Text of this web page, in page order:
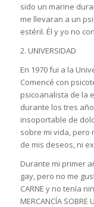
sido un marine
me llevaran a un
estéril. Él y yo no
2. UNIVERSIDAD
En 1970 fui a la
Comencé con
psicoanalista de la
durante los tres
insoportable de
sobre mi vida, pero
de mis deseos, ni
Durante mi primer
gay, pero no me
CARNE y no tenía
MERCANCÍA